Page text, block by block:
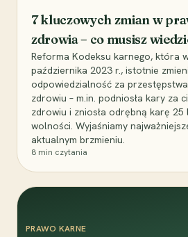
7 kluczowych zmian w
zdrowia – co musisz
Reforma Kodeksu karnego, która
października 2023 r., istotnie
odpowiedzialność za
zdrowiu – m.in. podniosła kary za
zdrowiu i zniosła odrębną karę 25
wolności. Wyjaśniamy
aktualnym brzmieniu.
8 min czytania
PRAWO KARNE